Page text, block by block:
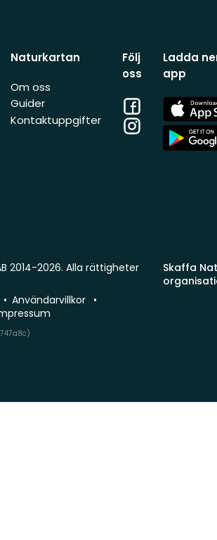
Naturkartan
Om oss
Guider
Kontaktuppgifter
Följ
oss
Facebook
Instagram
Ladda
app
App
Store
App
Store
Skaffa
2014-2026. Alla rättigheter
Användarvillkor